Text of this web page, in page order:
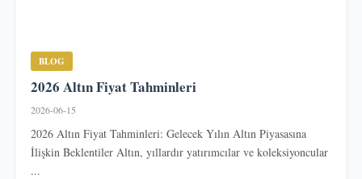
BLOG
2026 Altın Fiyat Tahminleri
2026-06-15
2026 Altın Fiyat Tahminleri: Gelecek Yılın Altın Piyasasına
İlişkin Beklentiler Altın, yıllardır yatırımcılar ve koleksiyoncular
...